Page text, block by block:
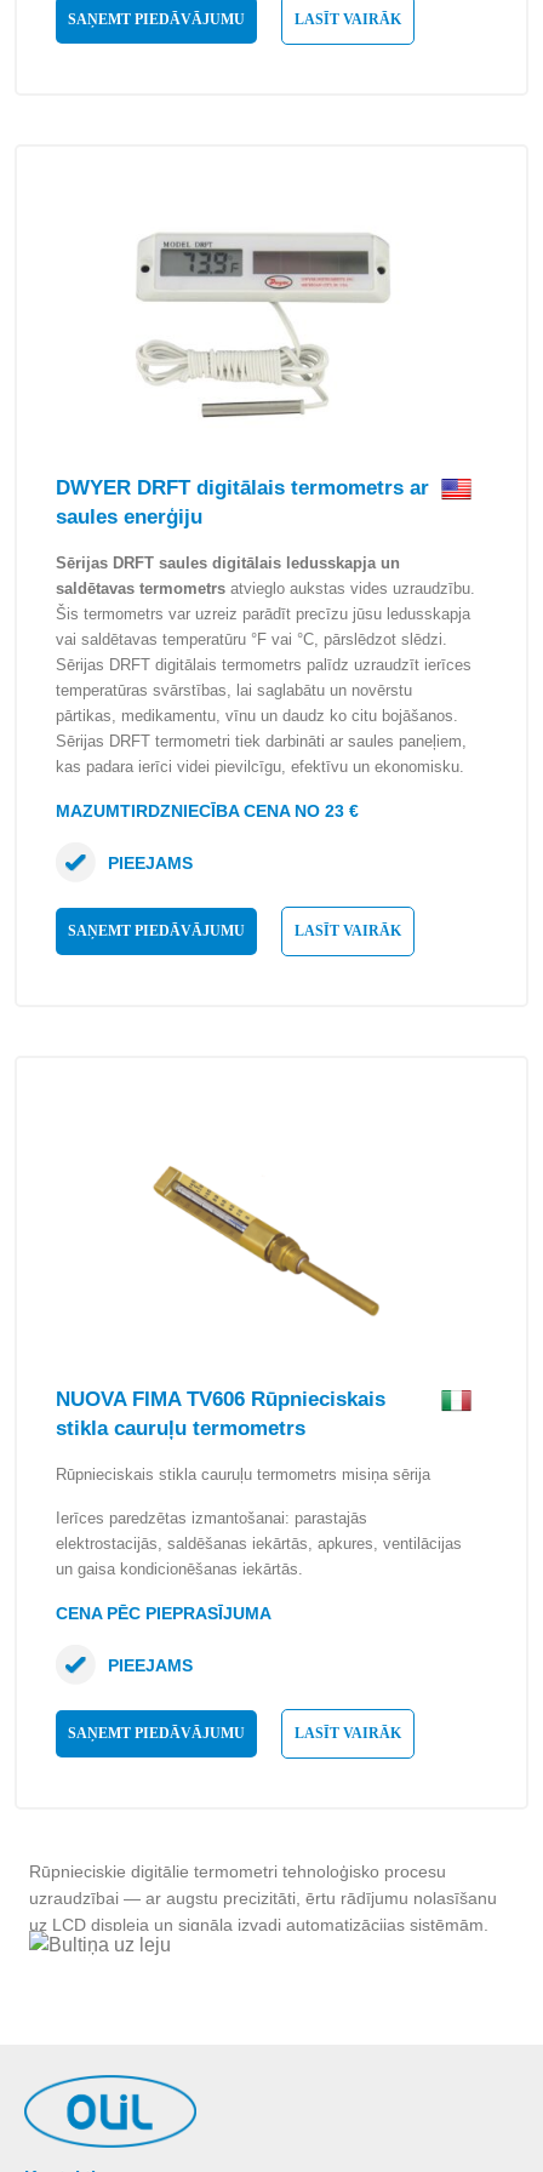
SAŅEMT PIEDĀVĀJUMU LASĪT VAIRĀK
DWYER DRFT digitālais termometrs ar
saules enerģiju
Sērijas DRFT saules digitālais ledusskapja un
saldētavas termometrs atvieglo aukstas vides uzraudzību.
Šis termometrs var uzreiz parādīt precīzu jūsu ledusskapja
vai saldētavas temperatūru °F vai °C, pārslēdzot slēdzi.
Sērijas DRFT digitālais termometrs palīdz uzraudzīt ierīces
temperatūras svārstības, lai saglabātu un novērstu
pārtikas, medikamentu, vīnu un daudz ko citu bojāšanos.
Sērijas DRFT termometri tiek darbināti ar saules paneļiem,
kas padara ierīci videi pievilcīgu, efektīvu un ekonomisku.
MAZUMTIRDZNIECĪBA CENA NO 23 €
SAŅEMT PIEDĀVĀJUMU LASĪT VAIRĀK
PIEEJAMS
NUOVA FIMA TV606 Rūpnieciskais
stikla cauruļu termometrs
Rūpnieciskais stikla cauruļu termometrs misiņa sērija
Ierīces paredzētas izmantošanai: parastajās
elektrostacijās, saldēšanas iekārtās, apkures, ventilācijas
un gaisa kondicionēšanas iekārtās.
CENA PĒC PIEPRASĪJUMA
SAŅEMT PIEDĀVĀJUMU LASĪT VAIRĀK
PIEEJAMS
Rūpnieciskie digitālie termometri tehnoloģisko procesu
uzraudzībai — ar augstu precizitāti, ērtu rādījumu nolasīšanu
uz LCD displeja un signāla izvadi automatizācijas sistēmām.
Katalogā Pt100, Pt1000 un termopāru sensoru bāzes modeļi ar
Digitālais rūpnieciskais termometrs apvieno temperatūras
sensoru (RTD vai termopāru) ar elektronisko apstrādes bloku
un displeju, sniedzot precīzu un atkārtojamu mērījumu ar